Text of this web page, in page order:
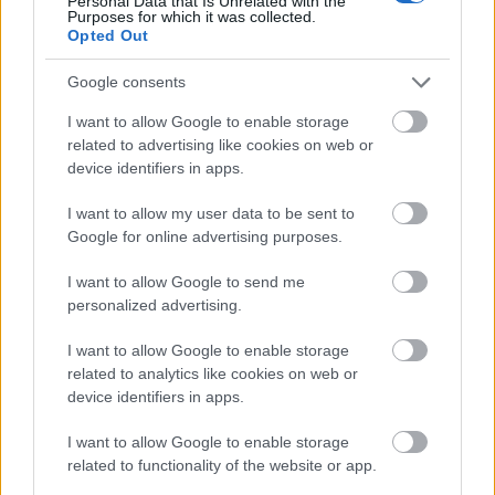
Purposes for which it was collected.
Opted Out
Google consents
I want to allow Google to enable storage
related to advertising like cookies on web or
device identifiers in apps.
I want to allow my user data to be sent to
Google for online advertising purposes.
I want to allow Google to send me
personalized advertising.
I want to allow Google to enable storage
related to analytics like cookies on web or
device identifiers in apps.
I want to allow Google to enable storage
related to functionality of the website or app.
Irgum76
11 éve
11 pont
"Hol van most Ross és Rachel?"
innen nem hiányzik egy kép vagy valami???